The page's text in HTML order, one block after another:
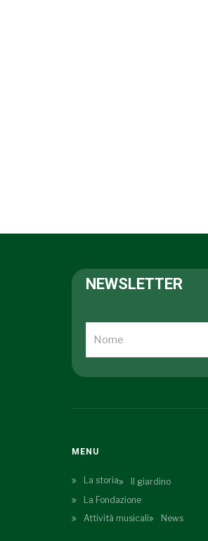
NEWSLETTER
MENU
La storia
Il giardino
La Fondazione
Attività musicali
News